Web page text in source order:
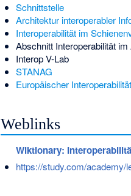
Schnittstelle
Architektur interoperabler
Interoperabilität im
Abschnitt Interoperabilität im
Interop V-Lab
STANAG
Europäischer
Weblinks
Wiktionary:
https://study.com/academy/